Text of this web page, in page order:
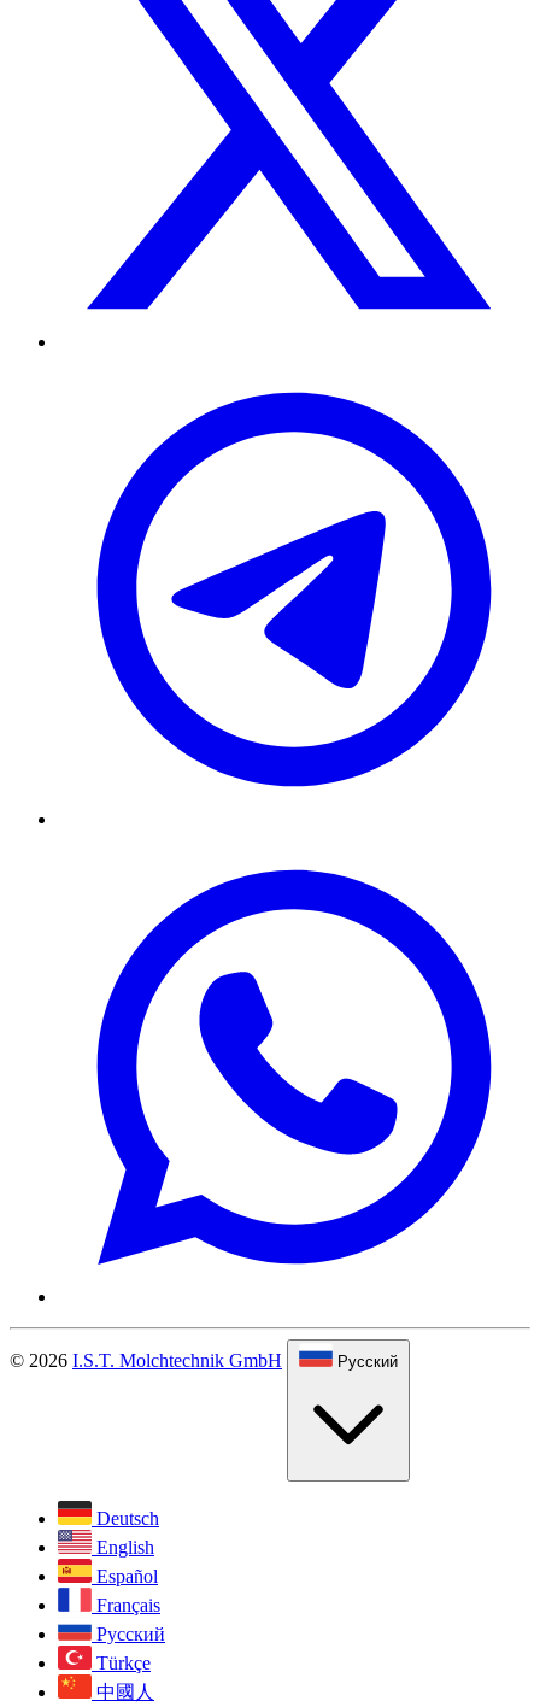
© 2026 I.S.T. Molchtechnik GmbH Русский
Deutsch
English
Español
Français
Русский
Türkçe
中國人